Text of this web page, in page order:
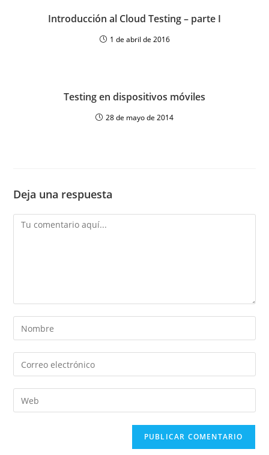
Introducción al Cloud Testing – parte I
1 de abril de 2016
Testing en dispositivos móviles
28 de mayo de 2014
Deja una respuesta